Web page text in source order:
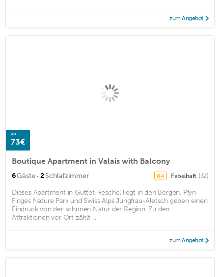
zum Angebot
ab
73€
Boutique Apartment in Valais with Balcony
6Gäste · 2Schlafzimmer 8,4 Fabelhaft (32)
Dieses Apartment in Guttet-Feschel liegt in den Bergen. Pfyn-
Finges Nature Park und Swiss Alps Jungfrau-Aletsch geben einen
Eindruck von der schönen Natur der Region. Zu den
Attraktionen vor Ort zählt ...
zum Angebot